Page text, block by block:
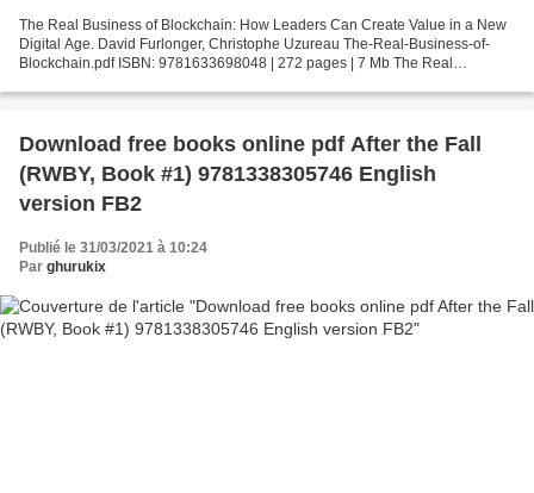
The Real Business of Blockchain: How Leaders Can Create Value in a New
Digital Age. David Furlonger, Christophe Uzureau The-Real-Business-of-
Blockchain.pdf ISBN: 9781633698048 | 272 pages | 7 Mb The Real
Download free books online pdf After the Fall
(RWBY, Book #1) 9781338305746 English
version FB2
Publié le 31/03/2021 à 10:24
Par ghurukix